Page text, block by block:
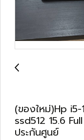
(ของใหม่)Hp
ssd512 15.6
ประกันศูนย์